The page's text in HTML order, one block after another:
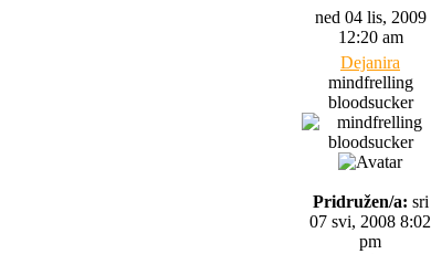
ned 04 lis, 2009
12:20 am
Dejanira
mindfrelling
bloodsucker
Pridružen/a: sri
07 svi, 2008 8:02
pm